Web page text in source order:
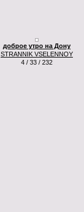
доброе утро на Дону
STRANNIK VSELENNOY
4 / 33 / 232